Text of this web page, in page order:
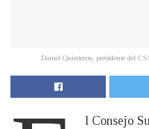
Daniel Quinteros, presidente del
l Consejo